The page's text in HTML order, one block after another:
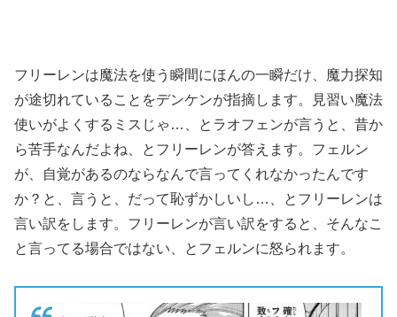
フリーレンは魔法を使う瞬間にほんの一瞬だけ、魔力探知
が途切れていることをデンケンが指摘します。見習い魔法
使いがよくするミスじゃ…、とラオフェンが言うと、昔か
ら苦手なんだよね、とフリーレンが答えます。フェルン
が、自覚があるのならなんで言ってくれなかったんです
か？と、言うと、だって恥ずかしいし…、とフリーレンは
言い訳をします。フリーレンが言い訳をすると、そんなこ
と言ってる場合ではない、とフェルンに怒られます。